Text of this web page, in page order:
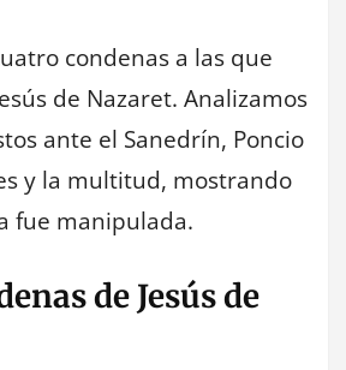
condenas a las que
de Nazaret. Analizamos
ante el Sanedrín, Poncio
y la multitud, mostrando
fue manipulada.
de Jesús de